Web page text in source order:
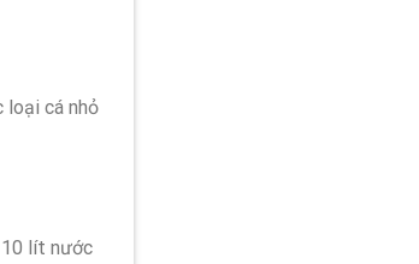
loại cá nhỏ
10 lít nước